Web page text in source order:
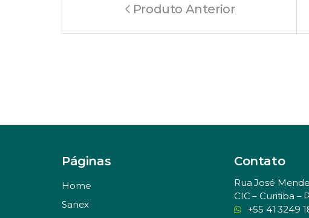
Produto Anterior
Páginas
Home
Sanex
Contato
Rua José
CIC – Curitiba –
+55 41 3249